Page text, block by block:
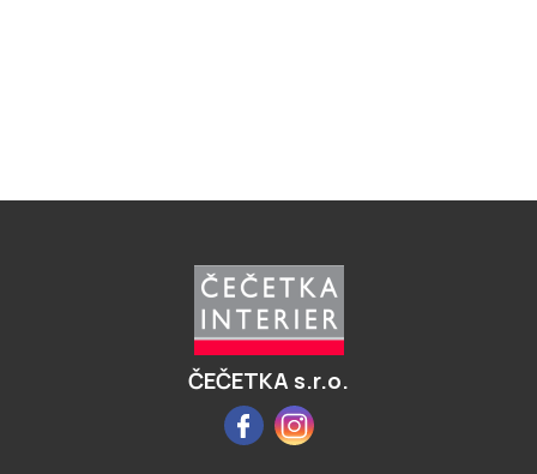
ČEČETKA s.r.o.
FacebookInstagram